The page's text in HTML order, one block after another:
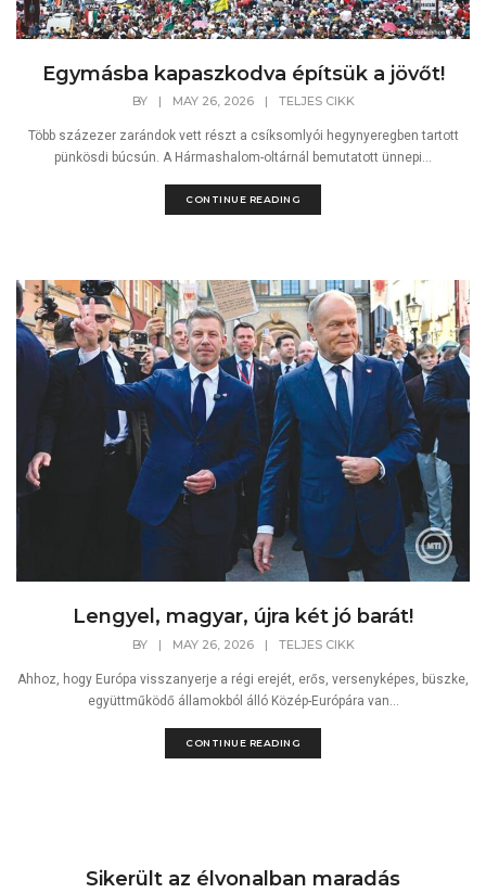
Egymásba kapaszkodva építsük a jövőt!
BY | MAY 26, 2026 | TELJES CIKK
Több százezer zarándok vett részt a csíksomlyói hegynyeregben tartott
pünkösdi búcsún. A Hármashalom-oltárnál bemutatott ünnepi...
CONTINUE READING
Lengyel, magyar, újra két jó barát!
BY | MAY 26, 2026 | TELJES CIKK
Ahhoz, hogy Európa visszanyerje a régi erejét, erős, versenyképes, büszke,
együttműködő államokból álló Közép-Európára van...
CONTINUE READING
Sikerült az élvonalban maradás